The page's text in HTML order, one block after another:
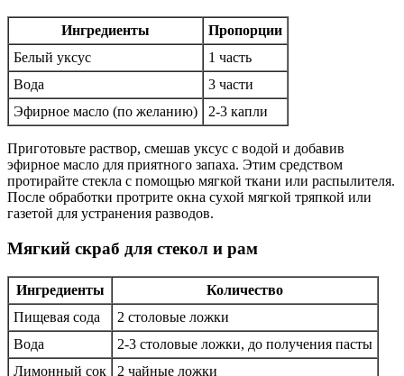
Ингредиенты
Пропорции
Белый уксус
1 часть
Вода
3 части
Эфирное масло (по желанию)
2-3 капли
Приготовьте раствор, смешав уксус с водой и добавив
эфирное масло для приятного запаха. Этим средством
протирайте стекла с помощью мягкой ткани или распылителя.
После обработки протрите окна сухой мягкой тряпкой или
газетой для устранения разводов.
Мягкий скраб для стекол и рам
Ингредиенты
Количество
Пищевая сода
2 столовые ложки
Вода
2-3 столовые ложки, до получения пасты
Лимонный сок
2 чайные ложки